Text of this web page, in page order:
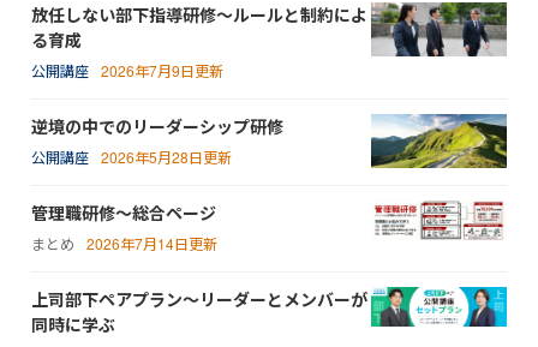
放任しない部下指導研修～ルールと制約によ
る育成
公開講座 2026年7月9日更新
逆境の中でのリーダーシップ研修
公開講座 2026年5月28日更新
管理職研修～総合ページ
まとめ 2026年7月14日更新
上司部下ペアプラン～リーダーとメンバーが
同時に学ぶ